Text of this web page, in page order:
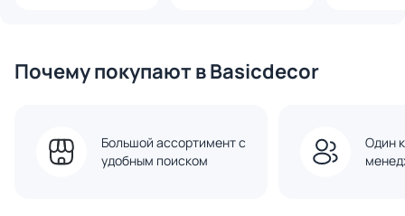
Почему покупают в Basicdecor
Большой ассортимент с
удобным поиском
Один